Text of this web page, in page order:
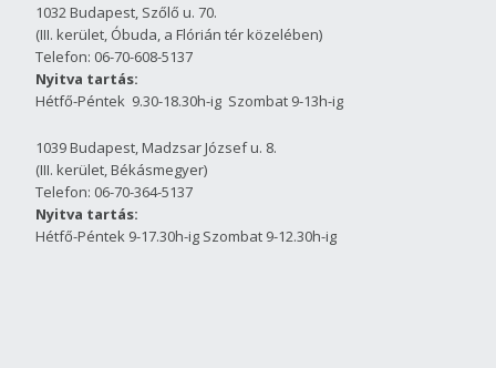
1032 Budapest, Szőlő u. 70.
(III. kerület, Óbuda, a Flórián tér közelében)
Telefon: 06-70-608-5137
Nyitva tartás:
Hétfő-Péntek 9.30-18.30h-ig Szombat 9-13h-ig
1039 Budapest, Madzsar József u. 8.
(III. kerület, Békásmegyer)
Telefon: 06-70-364-5137
Nyitva tartás:
Hétfő-Péntek 9-17.30h-ig Szombat 9-12.30h-ig